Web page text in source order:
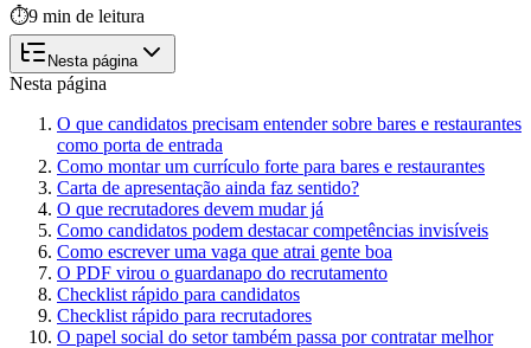
⏱️9 min de leitura
Nesta página
Nesta página
O que candidatos precisam entender sobre bares e restaurantes
como porta de entrada
Como montar um currículo forte para bares e restaurantes
Carta de apresentação ainda faz sentido?
O que recrutadores devem mudar já
Como candidatos podem destacar competências invisíveis
Como escrever uma vaga que atrai gente boa
O PDF virou o guardanapo do recrutamento
Checklist rápido para candidatos
Checklist rápido para recrutadores
O papel social do setor também passa por contratar melhor